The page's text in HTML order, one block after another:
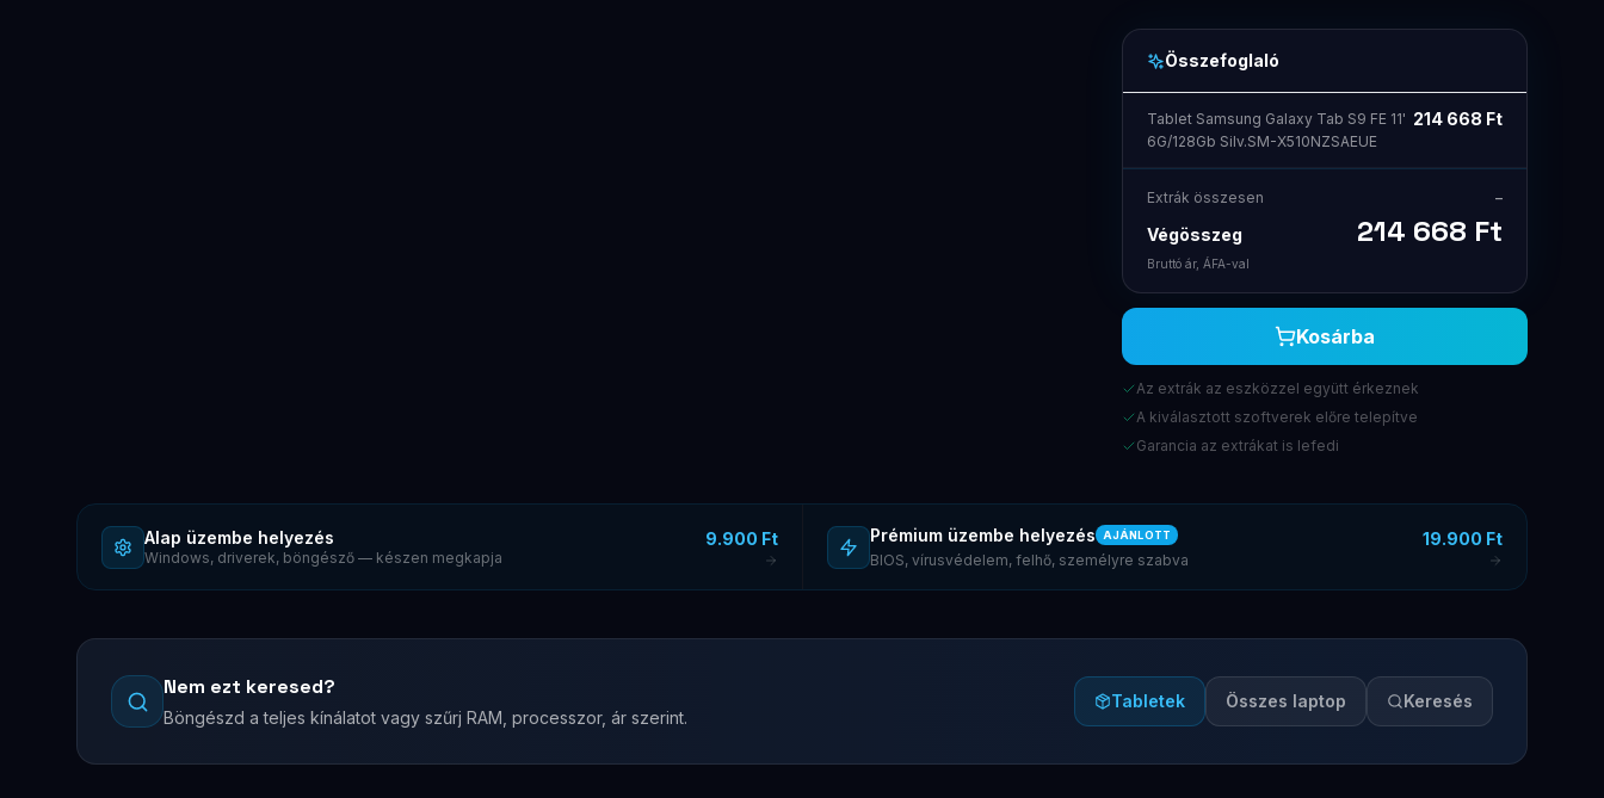
Összefoglaló
Tablet Samsung Galaxy Tab S9 FE 11'
6G/128Gb Silv.SM-X510NZSAEUE
214 668 Ft
Extrák összesen –
Végösszeg 214 668 Ft
Bruttó ár, ÁFA-val
Kosárba
Az extrák az eszközzel együtt érkeznek
A kiválasztott szoftverek előre telepítve
Garancia az extrákat is lefedi
Alap üzembe helyezés
Windows, driverek, böngésző — készen megkapja
9.900 Ft Prémium üzembe helyezés AJÁNLOTT
BIOS, vírusvédelem, felhő, személyre szabva
19.900 Ft
Nem ezt keresed?
Böngészd a teljes kínálatot vagy szűrj RAM, processzor, ár szerint.
Tabletek Összes laptop Keresés